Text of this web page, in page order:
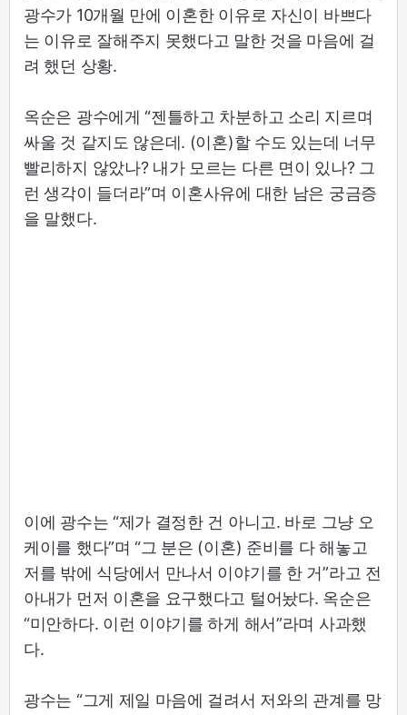
광수가 10개월 만에 이혼한 이유로 자신이 바쁘다
는 이유로 잘해주지 못했다고 말한 것을 마음에 걸
려 했던 상황.
옥순은 광수에게 “젠틀하고 차분하고 소리 지르며
싸울 것 같지도 않은데. (이혼)할 수도 있는데 너무
빨리하지 않았나? 내가 모르는 다른 면이 있나? 그
런 생각이 들더라”며 이혼사유에 대한 남은 궁금증
을 말했다.
이에 광수는 “제가 결정한 건 아니고. 바로 그냥 오
케이를 했다”며 “그 분은 (이혼) 준비를 다 해놓고
저를 밖에 식당에서 만나서 이야기를 한 거”라고 전
아내가 먼저 이혼을 요구했다고 털어놨다. 옥순은
“미안하다. 이런 이야기를 하게 해서”라며 사과했
다.
광수는 “그게 제일 마음에 걸려서 저와의 관계를 망